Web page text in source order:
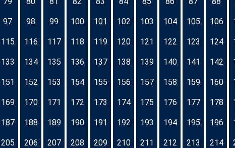
97 98 99 100 101 102 103 104 105 106
115 116 117 118 119 120 121 122 123 124
133 134 135 136 137 138 139 140 141 142
151 152 153 154 155 156 157 158 159 160
169 170 171 172 173 174 175 176 177 178
187 188 189 190 191 192 193 194 195 196
205 206 207 208 209 210 211 212 213 214